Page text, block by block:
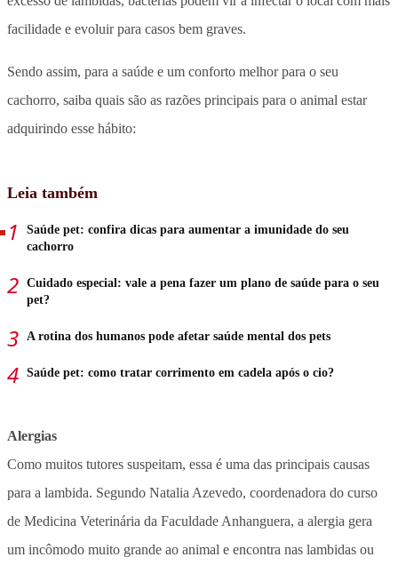
facilidade e evoluir para casos bem graves.
Sendo assim, para a saúde e um conforto melhor para o seu
cachorro, saiba quais são as razões principais para o animal estar
adquirindo esse hábito:
Leia também
Saúde pet: confira dicas para aumentar a imunidade do seu
cachorro
Cuidado especial: vale a pena fazer um plano de saúde para o seu
pet?
A rotina dos humanos pode afetar saúde mental dos pets
Saúde pet: como tratar corrimento em cadela após o cio?
Alergias
Como muitos tutores suspeitam, essa é uma das principais causas
para a lambida. Segundo Natalia Azevedo, coordenadora do curso
de Medicina Veterinária da Faculdade Anhanguera, a alergia gera
um incômodo muito grande ao animal e encontra nas lambidas ou